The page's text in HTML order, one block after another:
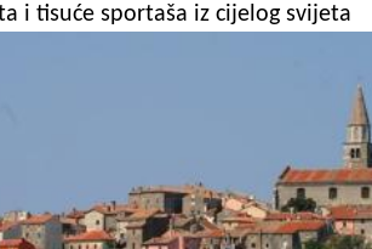
i tisuće sportaša iz cijelog svijeta